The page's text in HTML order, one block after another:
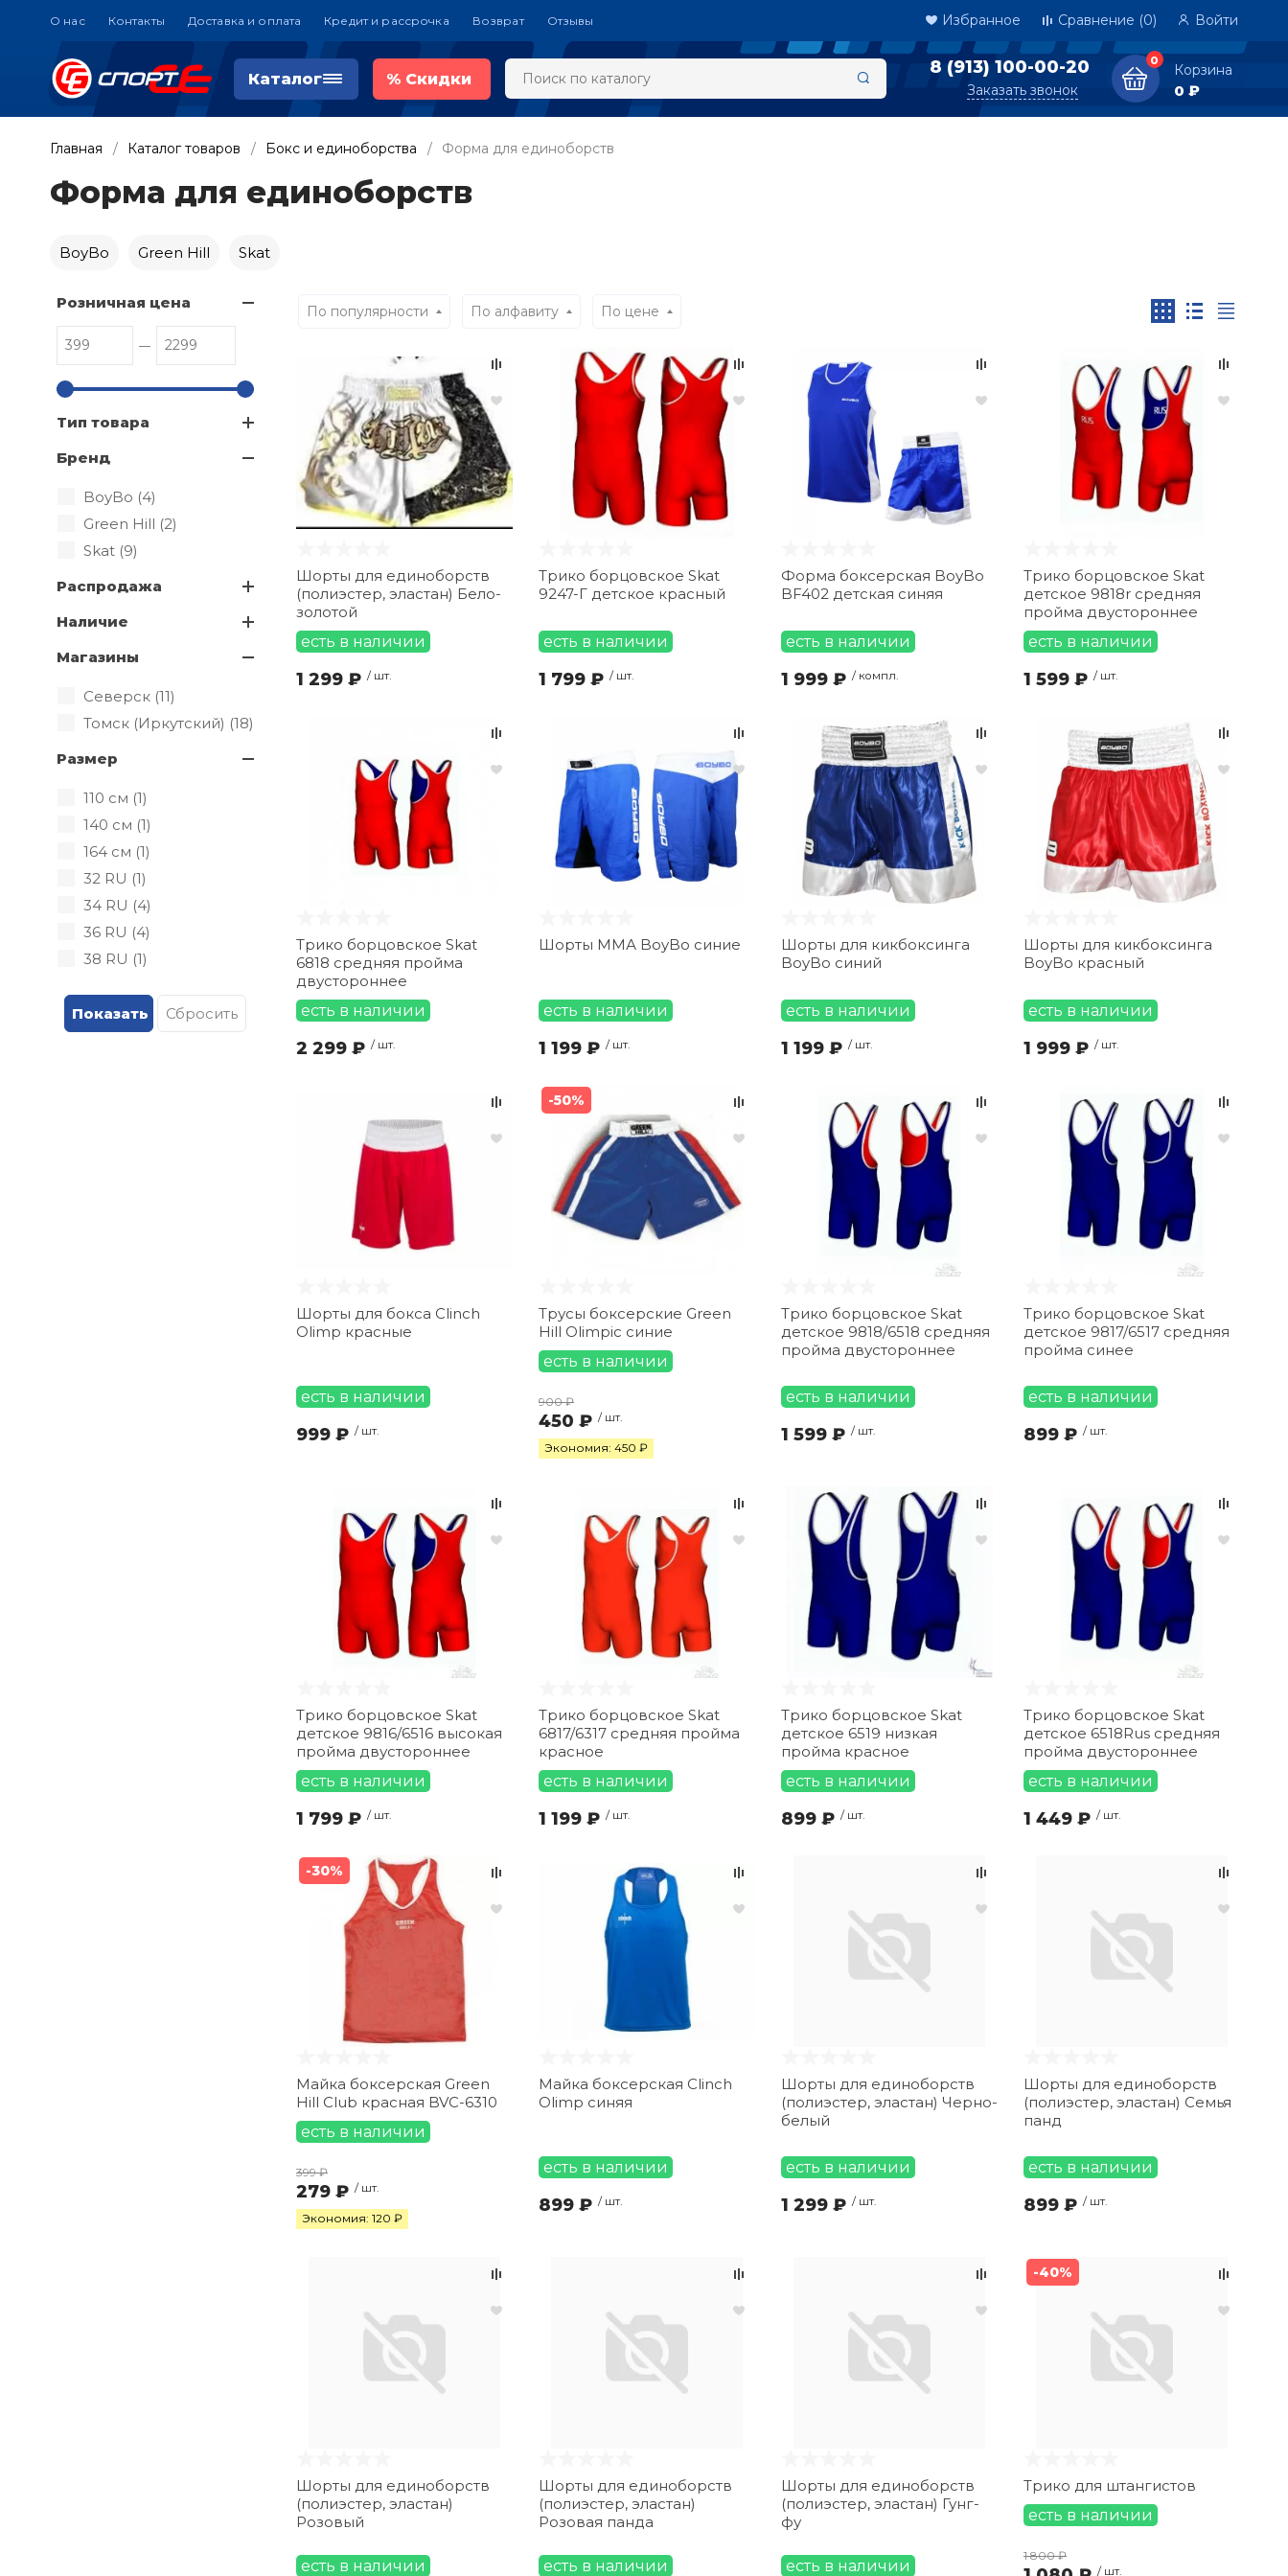
О нас Контакты Доставка и оплата Кредит и рассрочка Возврат Отзывы Избранное Сравнение (0) Войти
Каталог % Скидки
8 (913) 100-00-20
Заказать звонок
0
Корзина
0 ₽
Главная Каталог товаров Бокс и единоборства Форма для единоборств
Форма для единоборств
BoyBo Green Hill Skat
Розничная цена
Тип товара
Бренд
BoyBo (4)
Green Hill (2)
Skat (9)
Распродажа
Наличие
Магазины
Северск (11)
Томск (Иркутский) (18)
Размер
110 см (1)
140 см (1)
164 см (1)
32 RU (1)
34 RU (4)
36 RU (4)
38 RU (1)
42 RU (1)
По популярности По алфавиту По цене
Шорты для единоборств
(полиэстер, эластан) Бело-
золотой
есть в наличии
1 299 ₽ / шт.
Трико борцовское Skat
9247-Г детское красный
есть в наличии
1 799 ₽ / шт.
Форма боксерская BoyBo
BF402 детская синяя
есть в наличии
1 999 ₽ / компл.
Трико борцовское Skat
детское 9818r средняя
пройма двустороннее
есть в наличии
1 599 ₽ / шт.
Трико борцовское Skat
6818 средняя пройма
двустороннее
есть в наличии
2 299 ₽ / шт.
Шорты ММА BoyBo синие
есть в наличии
1 199 ₽ / шт.
Шорты для кикбоксинга
BoyBo синий
есть в наличии
1 199 ₽ / шт.
Шорты для кикбоксинга
BoyBo красный
есть в наличии
1 999 ₽ / шт.
Шорты для бокса Clinch
Olimp красные
есть в наличии
999 ₽ / шт.
-50%
Трусы боксерские Green
Hill Olimpic синие
есть в наличии
900 ₽
450 ₽ / шт.
Экономия: 450 ₽
Трико борцовское Skat
детское 9818/6518 средняя
пройма двустороннее
есть в наличии
1 599 ₽ / шт.
Трико борцовское Skat
детское 9817/6517 средняя
пройма синее
есть в наличии
899 ₽ / шт.
Трико борцовское Skat
детское 9816/6516 высокая
пройма двустороннее
есть в наличии
1 799 ₽ / шт.
Трико борцовское Skat
6817/6317 средняя пройма
красное
есть в наличии
1 199 ₽ / шт.
Трико борцовское Skat
детское 6519 низкая
пройма красное
есть в наличии
899 ₽ / шт.
Трико борцовское Skat
детское 6518Rus средняя
пройма двустороннее
есть в наличии
1 449 ₽ / шт.
-30%
Майка боксерская Green
Hill Club красная BVC-6310
есть в наличии
399 ₽
279 ₽ / шт.
Экономия: 120 ₽
Майка боксерская Clinch
Olimp синяя
есть в наличии
899 ₽ / шт.
Шорты для единоборств
(полиэстер, эластан) Черно-
белый
есть в наличии
1 299 ₽ / шт.
Шорты для единоборств
(полиэстер, эластан) Семья
панд
есть в наличии
899 ₽ / шт.
Шорты для единоборств
(полиэстер, эластан)
Розовый
есть в наличии
Шорты для единоборств
(полиэстер, эластан)
Розовая панда
есть в наличии
Шорты для единоборств
(полиэстер, эластан) Гунг-
фу
есть в наличии
-40%
Трико для штангистов
есть в наличии
1 800 ₽
/ шт.